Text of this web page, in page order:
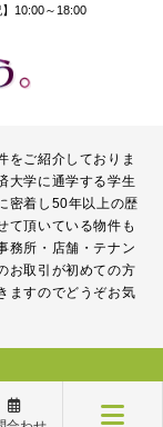
10:00～18:00
をご紹介しておりま
大学に通学する学生
密着し50年以上の歴
て頂いている物件も
務所・店舗・テナン
お取引が初めての方
ますのでどうぞお気